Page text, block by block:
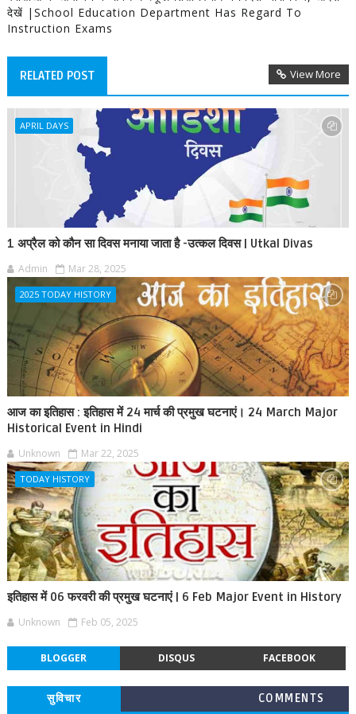
देखें |School Education Department Has Regard To
Instruction Exams
RELATED POST View More
APRIL DAYS
1 अप्रैल को कौन सा दिवस मनाया जाता है -उत्कल दिवस | Utkal Divas
Admin Mar 28, 2025
2025 TODAY HISTORY
आज का इतिहास : इतिहास में 24 मार्च की प्रमुख घटनाएं। 24 March Major
Historical Event in Hindi
Unknown Mar 22, 2025
TODAY HISTORY
इतिहास में 06 फरवरी की प्रमुख घटनाएं | 6 Feb Major Event in History
Unknown Feb 05, 2025
BLOGGER DISQUS FACEBOOK
सुविचार COMMENTS